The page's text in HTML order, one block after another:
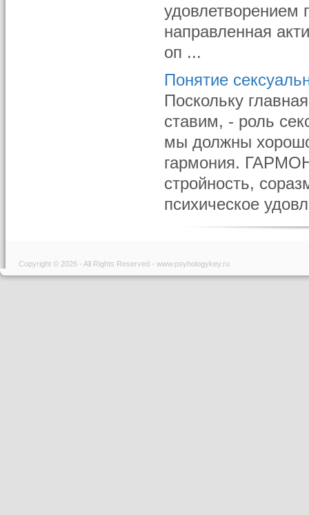
удовлетворением
направленная
оп ...
Понятие
Поскольку
ставим, - роль
мы должны хорошо
гармония.
стройность,
психическое
Copyright © 2026 - All Rights Reserved - www.psyhologykey.ru